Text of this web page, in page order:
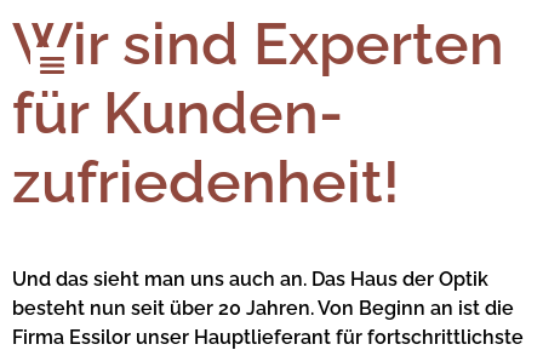
Wir sind Experten
für Kunden­
zufrieden­heit!
Und das sieht man uns auch an. Das Haus der Optik
besteht nun seit über 20 Jahren. Von Beginn an ist die
Firma Essilor unser Hauptlieferant für fortschrittlichste